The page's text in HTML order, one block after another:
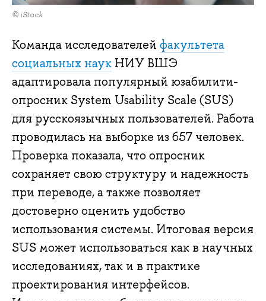
© iStock
Команда исследователей факультета
социальных наук НИУ ВШЭ
адаптировала популярный юзабилити-
опросник System Usability Scale (SUS)
для русскоязычных пользователей. Работа
проводилась на выборке из 657 человек.
Проверка показала, что опросник
сохраняет свою структуру и надежность
при переводе, а также позволяет
достоверно оценить удобство
использования системы. Итоговая версия
SUS может использоваться как в научных
исследованиях, так и в практике
проектирования интерфейсов.